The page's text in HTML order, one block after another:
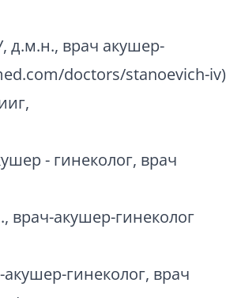
д.м.н., врач акушер-
doctors/stanoevich-iv)
- гинеколог, врач
акушер-гинеколог
гинеколог, врач